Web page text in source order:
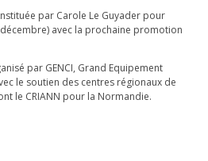
par Carole Le Guyader pour
avec la prochaine promotion
par GENCI, Grand Equipement
le soutien des centres régionaux de
le CRIANN pour la Normandie.